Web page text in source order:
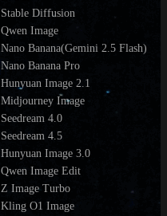
Stable Diffusion
Qwen Image
Nano Banana(Gemini 2.5 Flash)
Nano Banana Pro
Hunyuan Image 2.1
Midjourney Image
Seedream 4.0
Seedream 4.5
Hunyuan Image 3.0
Qwen Image Edit
Z Image Turbo
Kling O1 Image